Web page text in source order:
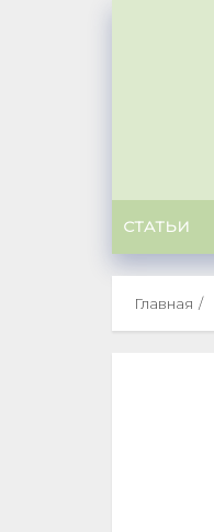
СТАТЬИ
Главная